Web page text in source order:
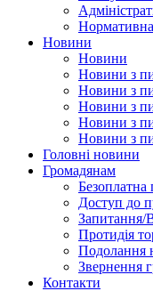
Нормативна
Новини
Новини
Новини з
Новини з
Новини з
Новини з
Новини з
Головні новини
Громадянам
Безоплатна
Доступ до
Запитання/
Протидія
Подолання
Звернення
Контакти